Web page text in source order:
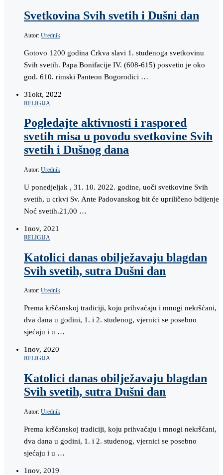
Svetkovina Svih svetih i Dušni dan
Autor: Urednik
Gotovo 1200 godina Crkva slavi 1. studenoga svetkovinu
Svih svetih. Papa Bonifacije IV. (608-615) posvetio je oko
god. 610. rimski Panteon Bogorodici …
31okt, 2022
RELIGIJA
Pogledajte aktivnosti i raspored
svetih misa u povodu svetkovine Svih
svetih i Dušnog dana
Autor: Urednik
U ponedjeljak , 31. 10. 2022. godine, uoči svetkovine Svih
svetih, u crkvi Sv. Ante Padovanskog bit će upriličeno bdijenje
Noć svetih.21,00 …
1nov, 2021
RELIGIJA
Katolici danas obilježavaju blagdan
Svih svetih, sutra Dušni dan
Autor: Urednik
Prema kršćanskoj tradiciji, koju prihvaćaju i mnogi nekršćani,
dva dana u godini, 1. i 2. studenog, vjernici se posebno
sjećaju i u …
1nov, 2020
RELIGIJA
Katolici danas obilježavaju blagdan
Svih svetih, sutra Dušni dan
Autor: Urednik
Prema kršćanskoj tradiciji, koju prihvaćaju i mnogi nekršćani,
dva dana u godini, 1. i 2. studenog, vjernici se posebno
sjećaju i u …
1nov, 2019